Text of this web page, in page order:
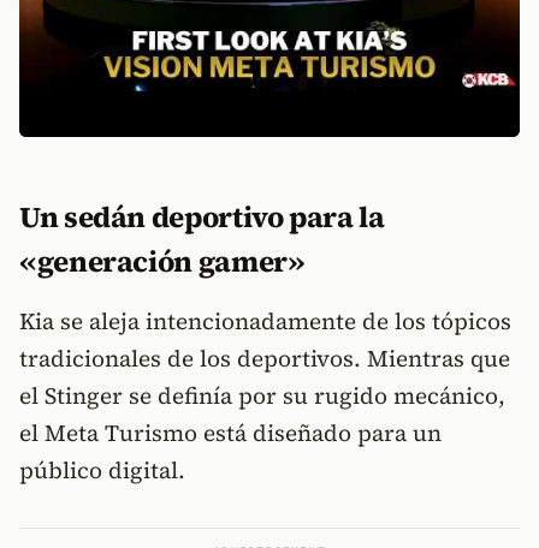
Un sedán deportivo para la
«generación gamer»
Kia se aleja intencionadamente de los tópicos
tradicionales de los deportivos. Mientras que
el Stinger se definía por su rugido mecánico,
el Meta Turismo está diseñado para un
público digital.